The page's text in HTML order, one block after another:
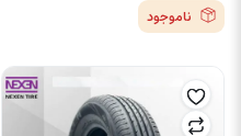
ناموجود